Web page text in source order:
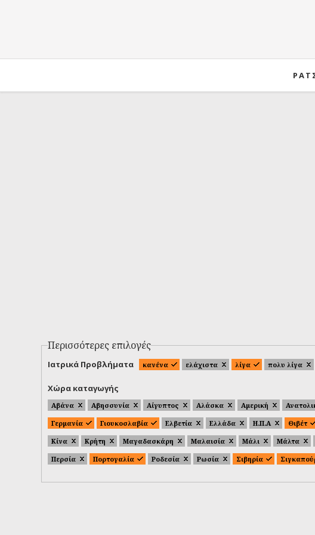
Περισσότερες επιλογές
Ιατρικά Προβλήματα κανένα ελάχιστα λίγα πολυ λίγα
Χώρα καταγωγής
Αβάνα Αβησσυνία Αίγυπτος Αλάσκα Αμερική
Γερμανία
Γιουκοσλαβία Ελβετία Ελλάδα Η.Π.Α Θιβέτ
Κίνα
Κρήτη Μαγαδασκάρη Μαλαισία Μάλι Μάλτα
Περσία
Πορτογαλία Ροδεσία Ρωσία Σιβηρία